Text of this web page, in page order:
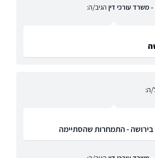
- משרד עורכי דין הגיב/ה:
ה:
- התמחרות שהסתיימה